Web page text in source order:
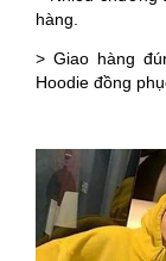
hàng.
> Giao hàng
Hoodie đồng